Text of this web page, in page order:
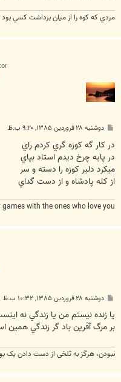
مردي که کوه را از ميان برداشت کسي
پ
ت
دوشنبه ۲۸ فروردین ۱۳۸۵, ۹:۲۰ ب.ظ
در کار گه کوزه گري کردم راي
در پايه چرخ ديدم استاد بپاي
ميکرد دلير کوزه را دسته و سر
از کله پادشاه و از دست گداي
games with the ones who love you
پ
ت
دوشنبه ۲۸ فروردین ۱۳۸۵, ۱۰:۳۲ ب.ظ
يا زنده نيستم من يا زندگي نه
بر مرگ آفرين باد گر زندگي همين
نبودن، هرگز به تلخی از دست دادن یک